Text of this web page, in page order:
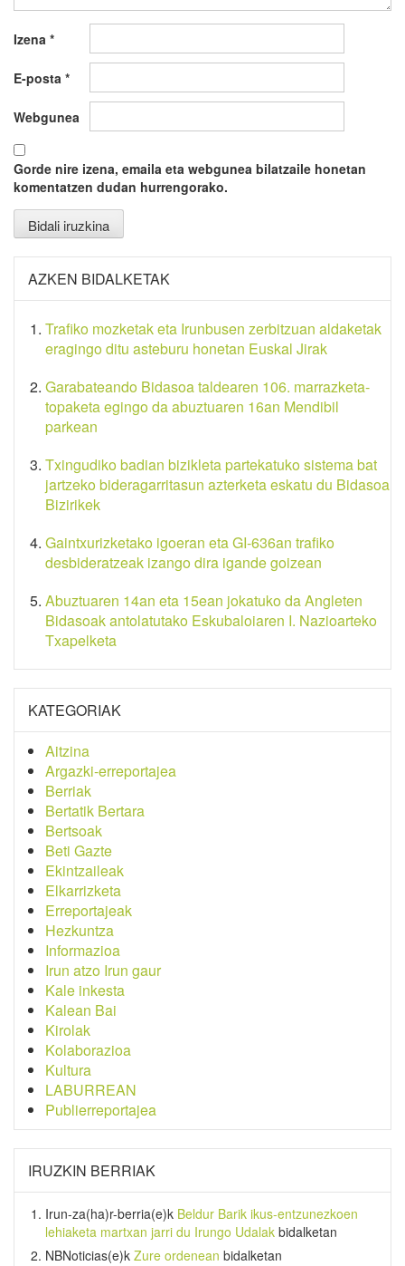
Izena *
E-posta *
Webgunea
Gorde nire izena, emaila eta webgunea bilatzaile honetan
komentatzen dudan hurrengorako.
AZKEN BIDALKETAK
Trafiko mozketak eta Irunbusen zerbitzuan aldaketak
eragingo ditu asteburu honetan Euskal Jirak
Garabateando Bidasoa taldearen 106. marrazketa-
topaketa egingo da abuztuaren 16an Mendibil
parkean
Txingudiko badian bizikleta partekatuko sistema bat
jartzeko bideragarritasun azterketa eskatu du Bidasoa
Bizirikek
Gaintxurizketako igoeran eta GI-636an trafiko
desbideratzeak izango dira igande goizean
Abuztuaren 14an eta 15ean jokatuko da Angleten
Bidasoak antolatutako Eskubaloiaren I. Nazioarteko
Txapelketa
KATEGORIAK
Aitzina
Argazki-erreportajea
Berriak
Bertatik Bertara
Bertsoak
Beti Gazte
Ekintzaileak
Elkarrizketa
Erreportajeak
Hezkuntza
Informazioa
Irun atzo Irun gaur
Kale inkesta
Kalean Bai
Kirolak
Kolaborazioa
Kultura
LABURREAN
Publierreportajea
IRUZKIN BERRIAK
Irun-za(ha)r-berria(e)k Beldur Barik ikus-entzunezkoen
lehiaketa martxan jarri du Irungo Udalak bidalketan
NBNoticias(e)k Zure ordenean bidalketan